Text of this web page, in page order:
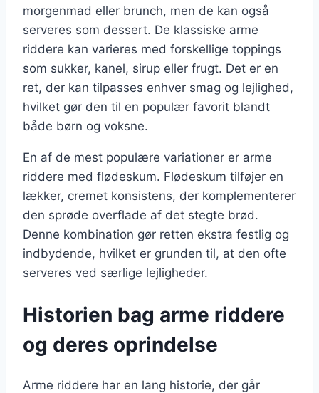
morgenmad eller brunch, men de kan også
serveres som dessert. De klassiske arme
riddere kan varieres med forskellige toppings
som sukker, kanel, sirup eller frugt. Det er en
ret, der kan tilpasses enhver smag og lejlighed,
hvilket gør den til en populær favorit blandt
både børn og voksne.
En af de mest populære variationer er arme
riddere med flødeskum. Flødeskum tilføjer en
lækker, cremet konsistens, der komplementerer
den sprøde overflade af det stegte brød.
Denne kombination gør retten ekstra festlig og
indbydende, hvilket er grunden til, at den ofte
serveres ved særlige lejligheder.
Historien bag arme riddere
og deres oprindelse
Arme riddere har en lang historie, der går